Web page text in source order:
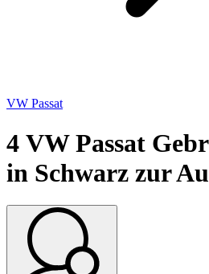
VW Passat
4 VW Passat
in Schwarz zur